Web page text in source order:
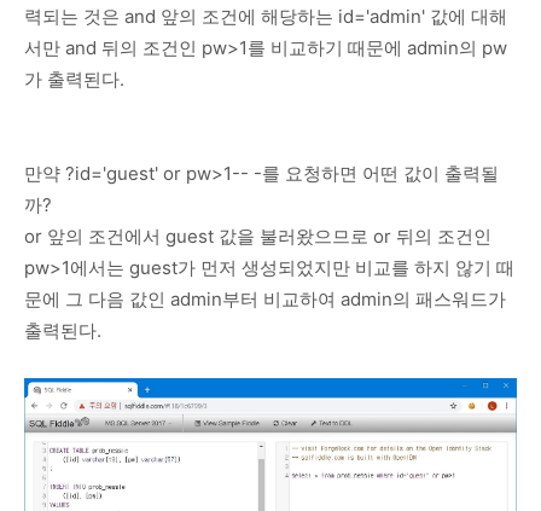
력되는 것은 and 앞의 조건에 해당하는 id='admin' 값에 대해
서만 and 뒤의 조건인 pw>1를 비교하기 때문에 admin의 pw
가 출력된다.
만약 ?id='guest' or pw>1-- -를 요청하면 어떤 값이 출력될
까?
or 앞의 조건에서 guest 값을 불러왔으므로 or 뒤의 조건인
pw>1에서는 guest가 먼저 생성되었지만 비교를 하지 않기 때
문에 그 다음 값인 admin부터 비교하여 admin의 패스워드가
출력된다.